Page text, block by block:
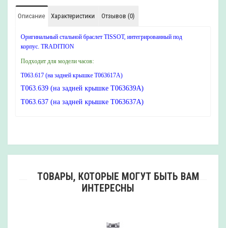
Описание Характеристики Отзывов (0)
Оригинальный стальной браслет TISSOT, интегрированный под
корпус. TRADITION
Подходит для модели часов:
T063.617 (на задней крышке T063617A)
T063.639 (на задней крышке T063639A)
T063.637 (на задней крышке T063637A)
ТОВАРЫ, КОТОРЫЕ МОГУТ БЫТЬ ВАМ
ИНТЕРЕСНЫ